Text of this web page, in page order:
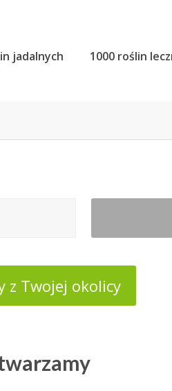
jadalnych 1000 roślin
z Twojej okolicy